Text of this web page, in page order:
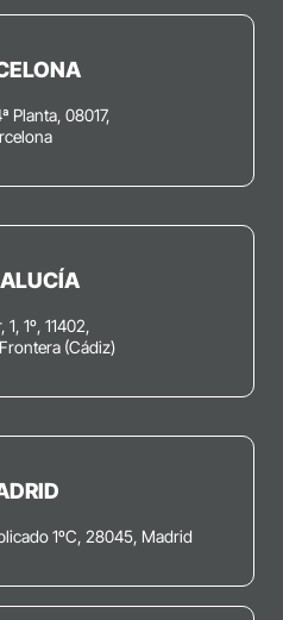
Planta, 08017,
1, 1º, 11402,
(Cádiz)
1ºC, 28045, Madrid